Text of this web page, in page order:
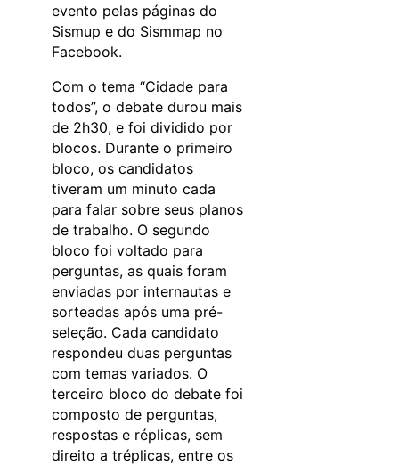
evento pelas páginas do
Sismup e do Sismmap no
Facebook.
Com o tema “Cidade para
todos”, o debate durou mais
de 2h30, e foi dividido por
blocos. Durante o primeiro
bloco, os candidatos
tiveram um minuto cada
para falar sobre seus planos
de trabalho. O segundo
bloco foi voltado para
perguntas, as quais foram
enviadas por internautas e
sorteadas após uma pré-
seleção. Cada candidato
respondeu duas perguntas
com temas variados. O
terceiro bloco do debate foi
composto de perguntas,
respostas e réplicas, sem
direito a tréplicas, entre os